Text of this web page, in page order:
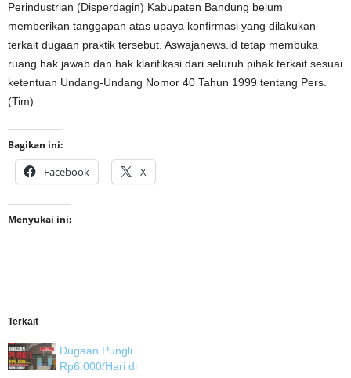
Perindustrian (Disperdagin) Kabupaten Bandung belum
memberikan tanggapan atas upaya konfirmasi yang dilakukan
terkait dugaan praktik tersebut. Aswajanews.id tetap membuka
ruang hak jawab dan hak klarifikasi dari seluruh pihak terkait sesuai
ketentuan Undang-Undang Nomor 40 Tahun 1999 tentang Pers.
(Tim)
Bagikan ini:
Facebook X
Menyukai ini:
Terkait
Dugaan Pungli
Rp6.000/Hari di